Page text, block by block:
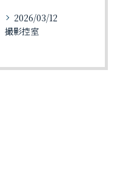
2026/03/12
撮影控室